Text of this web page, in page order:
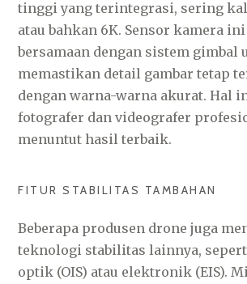
tinggi yang terintegrasi, sering
atau bahkan 6K. Sensor kamera
bersamaan dengan sistem gimbal
memastikan detail gambar tetap
dengan warna-warna akurat. Hal
fotografer dan videografer
menuntut hasil terbaik.
FITUR STABILITAS TAMBAHAN
Beberapa produsen drone juga
teknologi stabilitas lainnya,
optik (OIS) atau elektronik (EIS).